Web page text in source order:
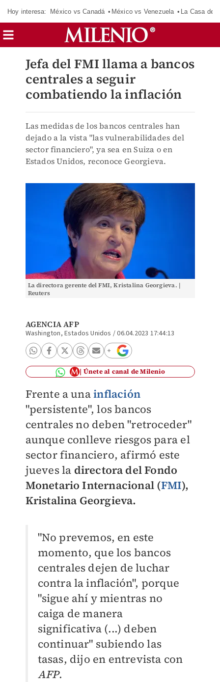
Hoy interesa: México vs Canadá México vs Venezuela La Casa de
Jefa del FMI llama a bancos
centrales a seguir
combatiendo la inflación
Las medidas de los bancos centrales han
dejado a la vista "las vulnerabilidades del
sector financiero", ya sea en Suiza o en
Estados Unidos, reconoce Georgieva.
La directora gerente del FMI, Kristalina Georgieva. |
Reuters
AGENCIA AFP
Washington, Estados Unidos /06.04.2023 17:44:13
Únete al canal de Milenio
Frente a unainflación
"persistente", los bancos
centrales no deben "retroceder"
aunque conlleve riesgos para el
sector financiero, afirmó este
jueves la directora del Fondo
Monetario Internacional (FMI),
Kristalina Georgieva.
"No prevemos, en este
momento, que los bancos
centrales dejen de luchar
contra la inflación", porque
"sigue ahí y mientras no
caiga de manera
significativa (...) deben
continuar" subiendo las
tasas, dijo en entrevista con
AFP.